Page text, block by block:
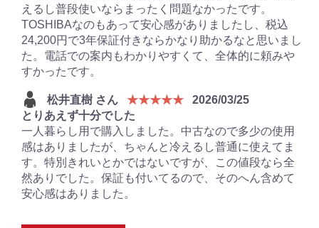
えるし普段使いならまったく問題なかったです。
TOSHIBAなのもあって安心感がありましたし、税込
24,200円で3年保証付きならかなり助かるなと思いまし
た。電話での案内もわかりやすくて、全体的に頼みや
すかったです。
松井直樹 さん ★★★★★
2026/03/25
とりあえず十分でした
一人暮らし用で購入しました。中古なので多少の使用
感はありましたが、ちゃんと冷えるし普通に使えてま
す。特別きれいとかではないですが、この値段なら全
然ありでした。保証も付いてるので、そのへん含めて
安心感はありました。